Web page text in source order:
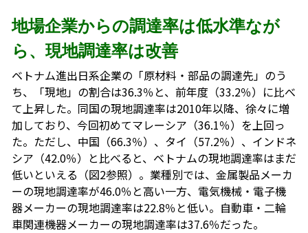
地場企業からの調達率は低水準なが
ら、現地調達率は改善
ベトナム進出日系企業の「原材料・部品の調達先」のう
ち、「現地」の割合は36.3％と、前年度（33.2％）に比べ
て上昇した。同国の現地調達率は2010年以降、徐々に増
加しており、今回初めてマレーシア（36.1％）を上回っ
た。ただし、中国（66.3％）、タイ（57.2％）、インドネ
シア（42.0％）と比べると、ベトナムの現地調達率はまだ
低いといえる（図2参照）。業種別では、金属製品メーカ
ーの現地調達率が46.0％と高い一方、電気機械・電子機
器メーカーの現地調達率は22.8％と低い。自動車・二輪
車関連機器メーカーの現地調達率は37.6％だった。